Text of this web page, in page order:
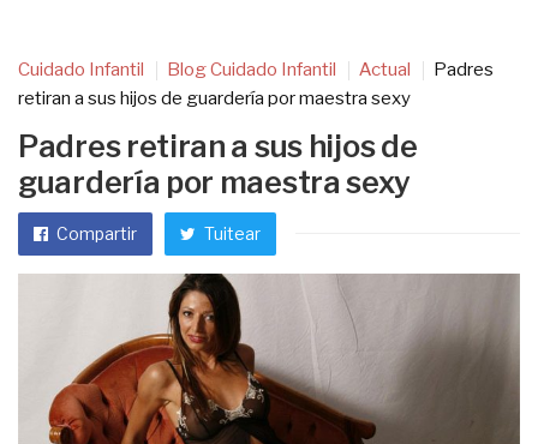
Cuidado Infantil Blog Cuidado Infantil Actual
Padres
retiran a sus hijos de guardería por maestra sexy
Padres retiran a sus hijos de
guardería por maestra sexy
Compartir Tuitear